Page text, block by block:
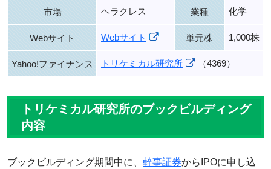
市場 ヘラクレス 業種 化学
Webサイト Webサイト 単元株 1,000株
Yahoo!ファイナンス トリケミカル研究所 （4369）
トリケミカル研究所のブックビルディング
内容
ブックビルディング期間中に、 幹事証券からIPOに申し込